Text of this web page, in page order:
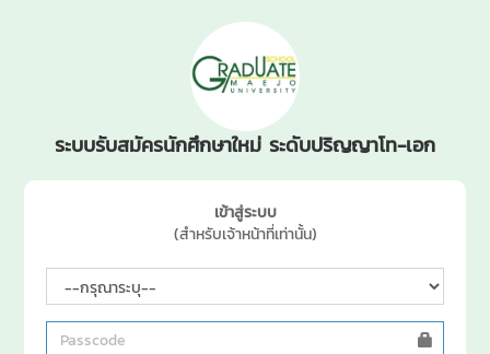
ระบบรับสมัครนักศึกษาใหม่ ระดับปริญญาโท-เอก
เข้าสู่ระบบ
(สำหรับเจ้าหน้าที่เท่านั้น)